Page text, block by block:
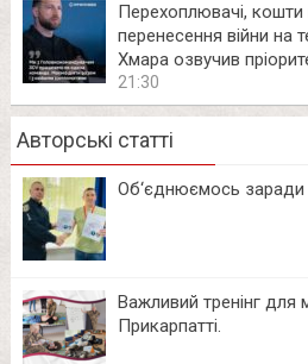
Перехоплювачі, кошти
перенесення війни на
Хмара озвучив
21:30
Авторські статті
Об‘єднюємось заради
Важливий тренінг
Прикарпатті.